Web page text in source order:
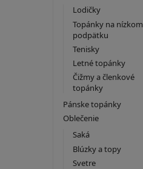
Lodičky
Topánky na nízkom
podpätku
Tenisky
Letné topánky
Čižmy a členkové
topánky
Pánske topánky
Oblečenie
Saká
Blúzky a topy
Svetre